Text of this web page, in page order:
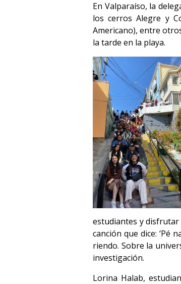
En Valparaíso, la
los cerros Alegre y
Americano), entre
la tarde en la playa.
estudiantes y disfrutar
canción que dice: ‘Pé
riendo. Sobre la
investigación.
Lorina Halab,